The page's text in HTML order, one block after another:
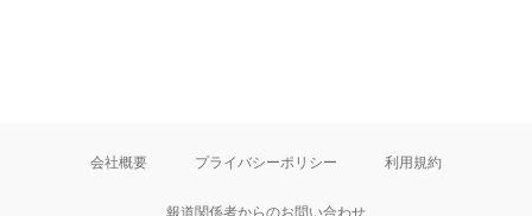
会社概要 プライバシーポリシー 利用規約